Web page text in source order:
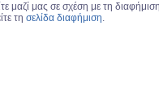
μαζί μας σε σχέση με τη
τη σελίδα διαφήμιση.